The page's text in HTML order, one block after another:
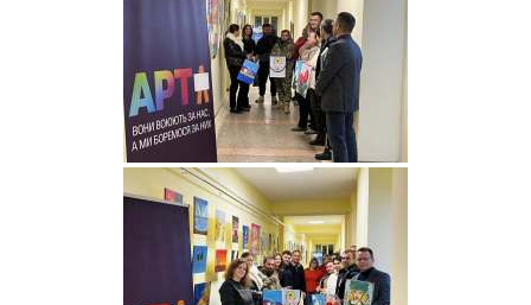
Students
Студенту